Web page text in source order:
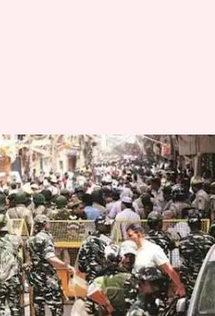
के मंदिर में
शुरू हुआ
pm